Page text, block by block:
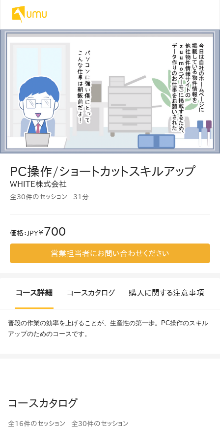
PC操作/ショートカットスキルアップ
WHITE株式会社
全30件のセッション 31分
価格：JPY￥700
営業担当者にお問い合わせください
コース詳細 コースカタログ 購入に関する注意事項
普段の作業の効率を上げることが、生産性の第一歩。PC操作のスキル
アップのためのコースです。
コースカタログ
全16件のセッション 全30件のセッション